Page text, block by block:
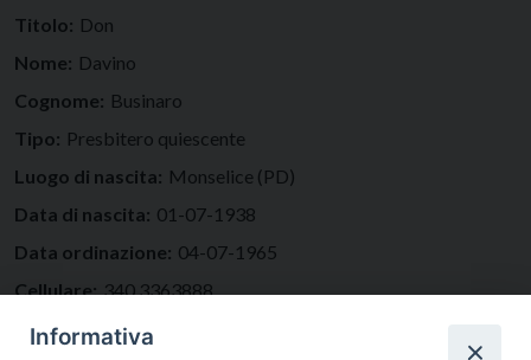
Titolo: Don
Nome: Davino
Cognome: Businaro
Tipo: Presbitero quiescente
Luogo di nascita: Monselice (PD)
Data di nascita: 01-07-1938
Data ordinazione: 04-07-1965
Cellulare: 340.3363888
Email: davino.businaro@gmail.com
Informativa